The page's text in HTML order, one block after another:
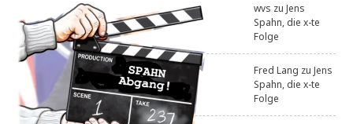
wvs zuJens
Spahn, die x-te
Folge
Fred Lang zuJens
Spahn, die x-te
Folge